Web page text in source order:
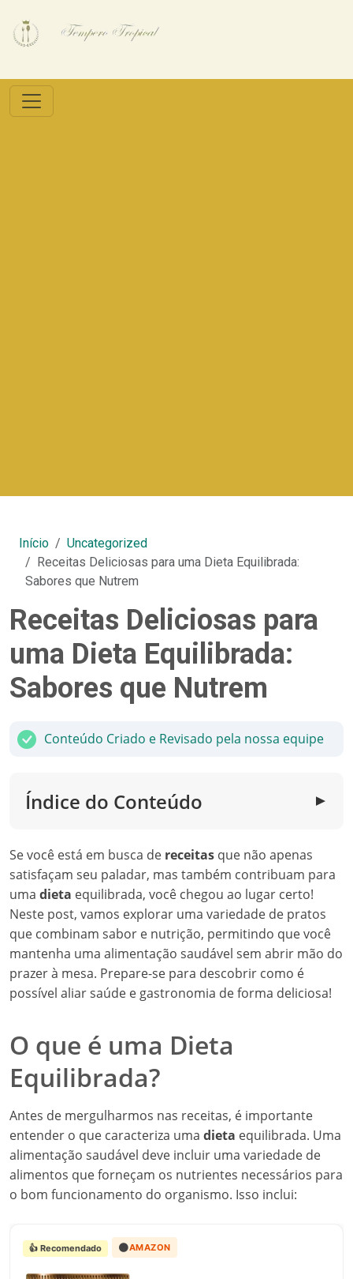
Início
Uncategorized
Receitas Deliciosas para uma Dieta Equilibrada:
Sabores que Nutrem
Receitas Deliciosas para
uma Dieta Equilibrada:
Sabores que Nutrem
Conteúdo Criado e Revisado pela nossa equipe
Índice do Conteúdo ▼
Se você está em busca de receitas que não apenas
satisfaçam seu paladar, mas também contribuam para
uma dieta equilibrada, você chegou ao lugar certo!
Neste post, vamos explorar uma variedade de pratos
que combinam sabor e nutrição, permitindo que você
mantenha uma alimentação saudável sem abrir mão do
prazer à mesa. Prepare-se para descobrir como é
possível aliar saúde e gastronomia de forma deliciosa!
O que é uma Dieta
Equilibrada?
Antes de mergulharmos nas receitas, é importante
entender o que caracteriza uma dieta equilibrada. Uma
alimentação saudável deve incluir uma variedade de
alimentos que forneçam os nutrientes necessários para
o bom funcionamento do organismo. Isso inclui:
👍 Recomendado 🟠AMAZON